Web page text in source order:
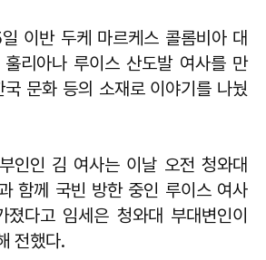
이반 두케 마르케스 콜롬비아 대
리아나 루이스 산도발 여사를 만
문화 등의 소재로 이야기를 나눴
인인 김 여사는 이날 오전 청와대
함께 국빈 방한 중인 루이스 여사
다고 임세은 청와대 부대변인이
전했다.